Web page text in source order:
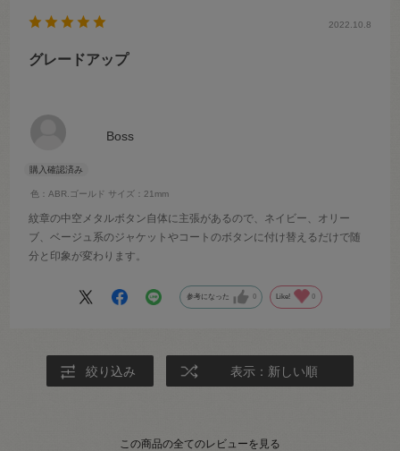
Boss
色：ABR.ゴールド サイズ：21mm
2022.10.8
グレードアップ
紋章の中空メタルボタン自体に主張があるので、ネイビー、オリー
ブ、ベージュ系のジャケットやコートのボタンに付け替えるだけで随
分と印象が変わります。
参考になった 0 Like! 0
絞り込み 表示：新しい順
この商品の全てのレビューを見る